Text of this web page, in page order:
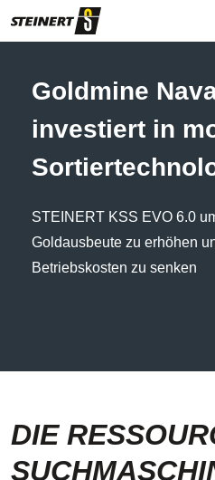
Goldmine
investiert in
STEINERT KSS EVO 6.0
Goldausbeute zu erhöhen
Betriebskosten zu senken
DIE